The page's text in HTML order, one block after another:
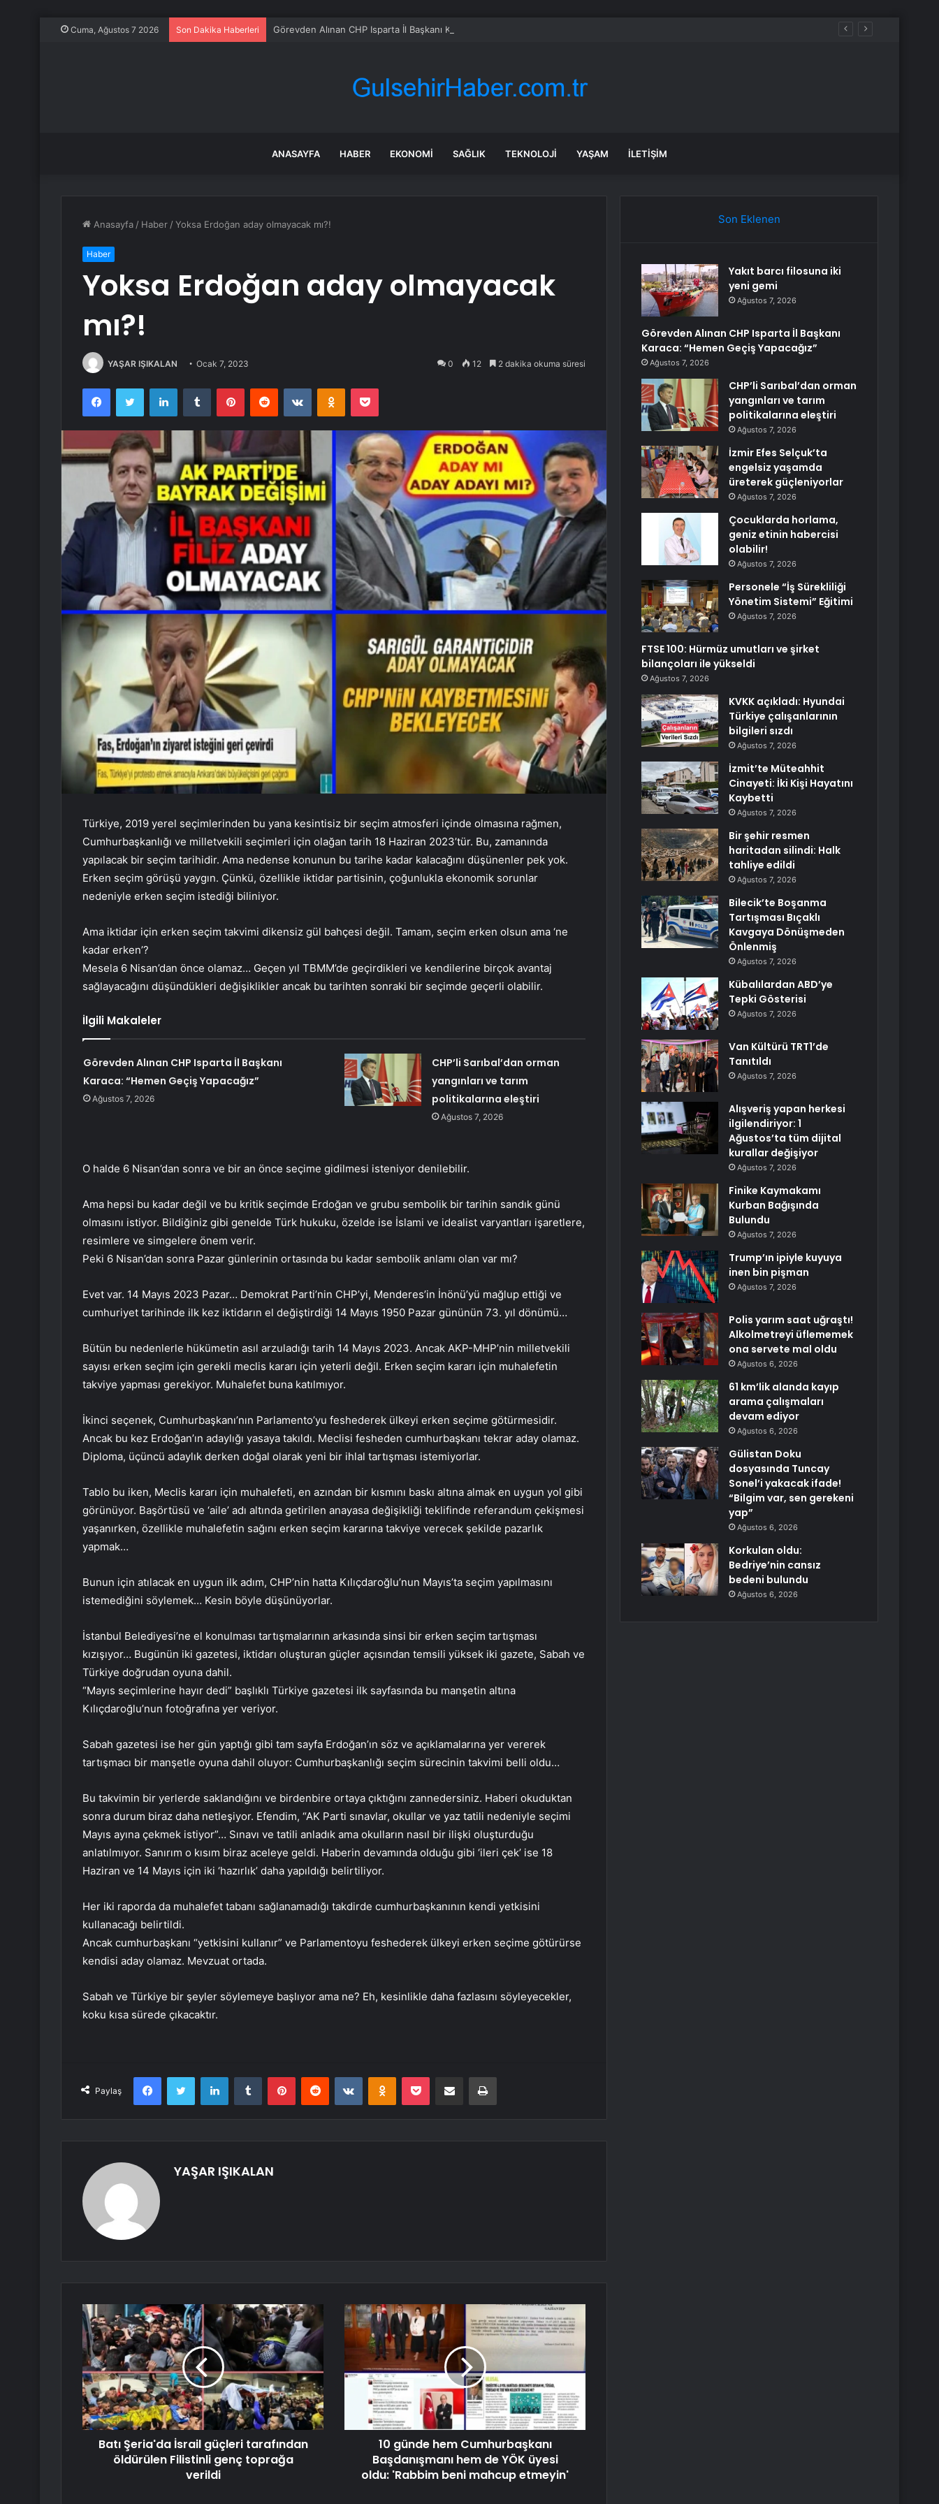
Cuma, Ağustos 7 2026 Son Dakika Haberleri Görevden Alınan CHP Isparta İl Başkanı Karaca: “Hemen Geçiş Yapacağız”
ANASAYFA HABER EKONOMI SAĞLIK TEKNOLOJI YAŞAM İLETIŞIM
Anasayfa / Haber /Yoksa Erdoğan aday olmayacak mı?!
Haber
Yoksa Erdoğan aday olmayacak
mı?!
YAŞAR IŞIKALAN Ocak 7, 2023 0 12 2 dakika okuma süresi
FacebookTwitter LinkedInTumblr PinterestReddit VKontakteOdnoklassniki
Pocket
Türkiye, 2019 yerel seçimlerinden bu yana kesintisiz bir seçim atmosferi içinde olmasına rağmen,
Cumhurbaşkanlığı ve milletvekili seçimleri için olağan tarih 18 Haziran 2023’tür. Bu, zamanında
yapılacak bir seçim tarihidir. Ama nedense konunun bu tarihe kadar kalacağını düşünenler pek yok.
Erken seçim görüşü yaygın. Çünkü, özellikle iktidar partisinin, çoğunlukla ekonomik sorunlar
nedeniyle erken seçim istediği biliniyor.
Ama iktidar için erken seçim takvimi dikensiz gül bahçesi değil. Tamam, seçim erken olsun ama ‘ne
kadar erken’?
Mesela 6 Nisan’dan önce olamaz… Geçen yıl TBMM’de geçirdikleri ve kendilerine birçok avantaj
sağlayacağını düşündükleri değişiklikler ancak bu tarihten sonraki bir seçimde geçerli olabilir.
İlgili Makaleler
Görevden Alınan CHP Isparta İl Başkanı
Karaca: “Hemen Geçiş Yapacağız”
Ağustos 7, 2026
CHP’li Sarıbal’dan orman
yangınları ve tarım
politikalarına eleştiri
Ağustos 7, 2026
O halde 6 Nisan’dan sonra ve bir an önce seçime gidilmesi isteniyor denilebilir.
Ama hepsi bu kadar değil ve bu kritik seçimde Erdoğan ve grubu sembolik bir tarihin sandık günü
olmasını istiyor. Bildiğiniz gibi genelde Türk hukuku, özelde ise İslami ve idealist varyantları işaretlere,
resimlere ve simgelere önem verir.
Peki 6 Nisan’dan sonra Pazar günlerinin ortasında bu kadar sembolik anlamı olan var mı?
Evet var. 14 Mayıs 2023 Pazar… Demokrat Parti’nin CHP’yi, Menderes’in İnönü’yü mağlup ettiği ve
cumhuriyet tarihinde ilk kez iktidarın el değiştirdiği 14 Mayıs 1950 Pazar gününün 73. yıl dönümü…
Bütün bu nedenlerle hükümetin asıl arzuladığı tarih 14 Mayıs 2023. Ancak AKP-MHP’nin milletvekili
sayısı erken seçim için gerekli meclis kararı için yeterli değil. Erken seçim kararı için muhalefetin
takviye yapması gerekiyor. Muhalefet buna katılmıyor.
İkinci seçenek, Cumhurbaşkanı’nın Parlamento’yu feshederek ülkeyi erken seçime götürmesidir.
Ancak bu kez Erdoğan’ın adaylığı yasaya takıldı. Meclisi fesheden cumhurbaşkanı tekrar aday olamaz.
Diploma, üçüncü adaylık derken doğal olarak yeni bir ihlal tartışması istemiyorlar.
Tablo bu iken, Meclis kararı için muhalefeti, en azından bir kısmını baskı altına almak en uygun yol gibi
görünüyor. Başörtüsü ve ‘aile’ adı altında getirilen anayasa değişikliği teklifinde referandum çekişmesi
yaşanırken, özellikle muhalefetin sağını erken seçim kararına takviye verecek şekilde pazarlık
yapmak…
Bunun için atılacak en uygun ilk adım, CHP’nin hatta Kılıçdaroğlu’nun Mayıs’ta seçim yapılmasını
istemediğini söylemek… Kesin böyle düşünüyorlar.
İstanbul Belediyesi’ne el konulması tartışmalarının arkasında sinsi bir erken seçim tartışması
kızışıyor… Bugünün iki gazetesi, iktidarı oluşturan güçler açısından temsili yüksek iki gazete, Sabah ve
Türkiye doğrudan oyuna dahil.
“Mayıs seçimlerine hayır dedi” başlıklı Türkiye gazetesi ilk sayfasında bu manşetin altına
Kılıçdaroğlu’nun fotoğrafına yer veriyor.
Sabah gazetesi ise her gün yaptığı gibi tam sayfa Erdoğan’ın söz ve açıklamalarına yer vererek
tartışmacı bir manşetle oyuna dahil oluyor: Cumhurbaşkanlığı seçim sürecinin takvimi belli oldu…
Bu takvimin bir yerlerde saklandığını ve birdenbire ortaya çıktığını zannedersiniz. Haberi okuduktan
sonra durum biraz daha netleşiyor. Efendim, “AK Parti sınavlar, okullar ve yaz tatili nedeniyle seçimi
Mayıs ayına çekmek istiyor”… Sınavı ve tatili anladık ama okulların nasıl bir ilişki oluşturduğu
anlatılmıyor. Sanırım o kısım biraz aceleye geldi. Haberin devamında olduğu gibi ‘ileri çek’ ise 18
Haziran ve 14 Mayıs için iki ‘hazırlık’ daha yapıldığı belirtiliyor.
Her iki raporda da muhalefet tabanı sağlanamadığı takdirde cumhurbaşkanının kendi yetkisini
kullanacağı belirtildi.
Ancak cumhurbaşkanı “yetkisini kullanır” ve Parlamentoyu feshederek ülkeyi erken seçime götürürse
kendisi aday olamaz. Mevzuat ortada.
Sabah ve Türkiye bir şeyler söylemeye başlıyor ama ne? Eh, kesinlikle daha fazlasını söyleyecekler,
koku kısa sürede çıkacaktır.
Paylaş
FacebookTwitter LinkedInTumblr PinterestReddit VKontakteOdnoklassniki
Pocket E-Posta ile paylaş Yazdır
YAŞAR IŞIKALAN
Batı Şeria'da İsrail güçleri tarafından
öldürülen Filistinli genç toprağa
verildi
10 günde hem Cumhurbaşkanı
Başdanışmanı hem de YÖK üyesi
oldu: 'Rabbim beni mahcup etmeyin'
Son Eklenen
Yakıt barcı filosuna iki
yeni gemi
Ağustos 7, 2026
Görevden Alınan CHP Isparta İl Başkanı
Karaca: “Hemen Geçiş Yapacağız”
Ağustos 7, 2026
CHP’li Sarıbal’dan orman
yangınları ve tarım
politikalarına eleştiri
Ağustos 7, 2026
İzmir Efes Selçuk’ta
engelsiz yaşamda
üreterek güçleniyorlar
Ağustos 7, 2026
Çocuklarda horlama,
geniz etinin habercisi
olabilir!
Ağustos 7, 2026
Personele “İş Sürekliliği
Yönetim Sistemi” Eğitimi
Ağustos 7, 2026
FTSE 100: Hürmüz umutları ve şirket
bilançoları ile yükseldi
Ağustos 7, 2026
KVKK açıkladı: Hyundai
Türkiye çalışanlarının
bilgileri sızdı
Ağustos 7, 2026
İzmit’te Müteahhit
Cinayeti: İki Kişi Hayatını
Kaybetti
Ağustos 7, 2026
Bir şehir resmen
haritadan silindi: Halk
tahliye edildi
Ağustos 7, 2026
Bilecik’te Boşanma
Tartışması Bıçaklı
Kavgaya Dönüşmeden
Önlenmiş
Ağustos 7, 2026
Kübalılardan ABD’ye
Tepki Gösterisi
Ağustos 7, 2026
Van Kültürü TRT1’de
Tanıtıldı
Ağustos 7, 2026
Alışveriş yapan herkesi
ilgilendiriyor: 1
Ağustos’ta tüm dijital
kurallar değişiyor
Ağustos 7, 2026
Finike Kaymakamı
Kurban Bağışında
Bulundu
Ağustos 7, 2026
Trump’ın ipiyle kuyuya
inen bin pişman
Ağustos 7, 2026
Polis yarım saat uğraştı!
Alkolmetreyi üflememek
ona servete mal oldu
Ağustos 6, 2026
61 km’lik alanda kayıp
arama çalışmaları
devam ediyor
Ağustos 6, 2026
Gülistan Doku
dosyasında Tuncay
Sonel’i yakacak ifade!
“Bilgim var, sen gerekeni
yap”
Ağustos 6, 2026
Korkulan oldu:
Bedriye’nin cansız
bedeni bulundu
Ağustos 6, 2026